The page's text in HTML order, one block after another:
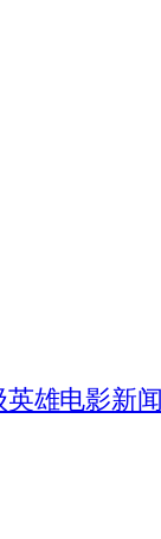
雄电影新闻